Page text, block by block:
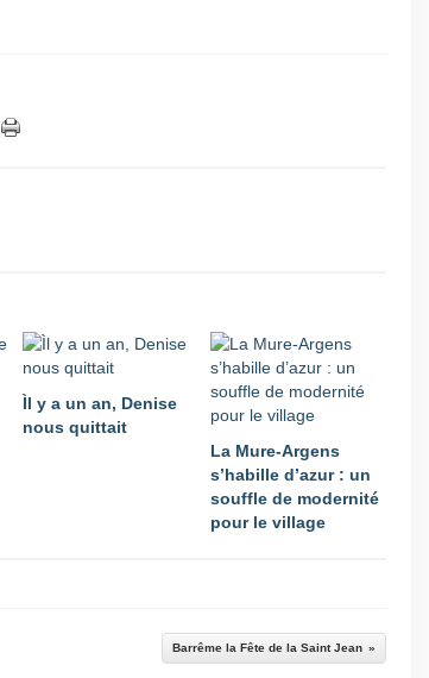
Ìl y a un an, Denise
nous quittait
La Mure-Argens
s’habille d’azur : un
souffle de modernité
pour le village
Barrême la Fête de la Saint Jean